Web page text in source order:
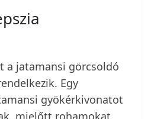
a jatamansi görcsoldó
Egy
gyökérkivonatot